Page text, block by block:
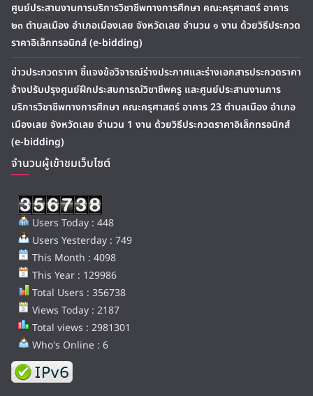
ศูนย์ประสานงานการบริการวิชาชีพทางการศึกษา คณะครุศาสตร์ อาคาร
๒๓ ตำบลเมือง อำเภอเมืองเลย จังหวัดเลย จำนวน ๑ งาน ด้วยวิธีประกวด
ราคาอิเล็กทรอนิกส์ (e-bidding)
ข่าวประกวดราคา ชี้แจงข้อวิจารณ์ร่างประกาศและร่างเอกสารประกวดราคา
จ้างปรับปรุงศูนย์ฝึกประสบการณ์วิชาชีพครู และศูนย์ประสานงานการ
บริการวิชาชีพทางการศึกษา คณะครุศาสตร์ อาคาร 23 ตำบลเมือง อำเภอ
เมืองเลย จังหวัดเลย จำนวน 1 งาน ด้วยวิธีประกวดราคาอิเล็กทรอนิกส์
(e-bidding)
จำนวนผู้เข้าชมเว็บไซต์
Users Today : 448
Users Yesterday : 749
This Month : 4098
This Year : 129986
Total Users : 356738
Views Today : 2187
Total views : 2981301
Who's Online : 6